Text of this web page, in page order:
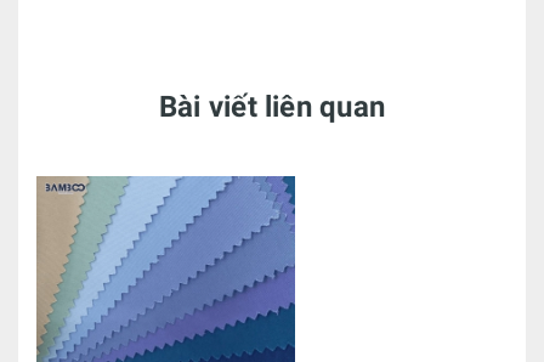
Bài viết liên quan